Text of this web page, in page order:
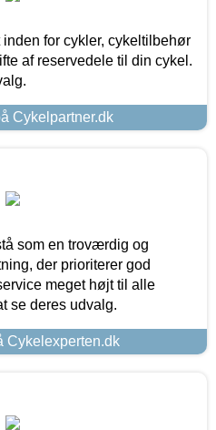
for cykler, cykeltilbehør
af reservedele til din cykel.
Cykelpartner.dk
som en troværdig og
der prioriterer god
meget højt til alle
se deres udvalg.
Cykelexperten.dk